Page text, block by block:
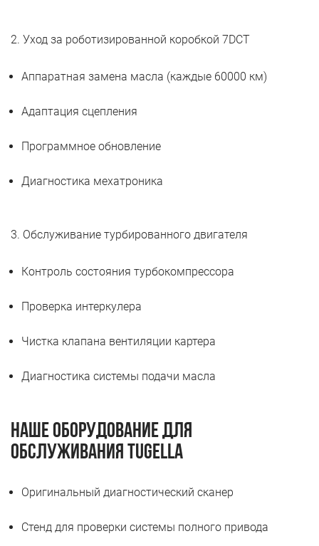
2. Уход за роботизированной коробкой 7DCT
Аппаратная замена масла (каждые 60000 км)
Адаптация сцепления
Программное обновление
Диагностика мехатроника
3. Обслуживание турбированного двигателя
Контроль состояния турбокомпрессора
Проверка интеркулера
Чистка клапана вентиляции картера
Диагностика системы подачи масла
Наше оборудование для
обслуживания Tugella
Оригинальный диагностический сканер
Стенд для проверки системы полного привода